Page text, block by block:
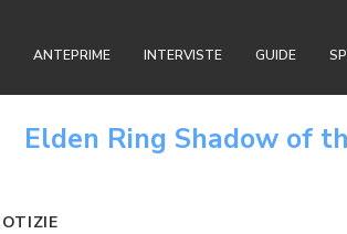
ANTEPRIME INTERVISTE GUIDE
Elden Ring Shadow of